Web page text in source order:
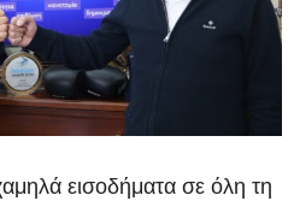
εισοδήματα σε όλη τη